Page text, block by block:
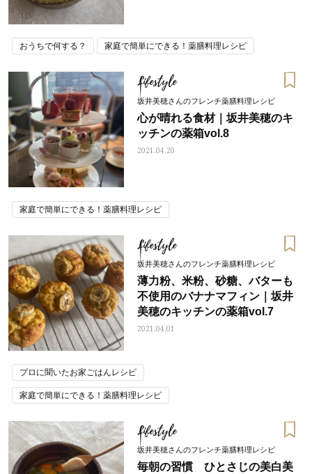
おうちで何する？ 家庭で簡単にできる！薬膳料理レシピ
Lifestyle
坂井美穂さんのフレンチ薬膳料理レシピ
心が晴れる食材｜坂井美穂のキ
ッチンの薬箱vol.8
2021.04.20
家庭で簡単にできる！薬膳料理レシピ
Lifestyle
坂井美穂さんのフレンチ薬膳料理レシピ
薄力粉、米粉、砂糖、バターも
不使用のバナナマフィン｜坂井
美穂のキッチンの薬箱vol.7
2021.04.01
プロに聞いたお家ごはんレシピ
家庭で簡単にできる！薬膳料理レシピ
Lifestyle
坂井美穂さんのフレンチ薬膳料理レシピ
毎朝の習慣 ひとさじの美白美